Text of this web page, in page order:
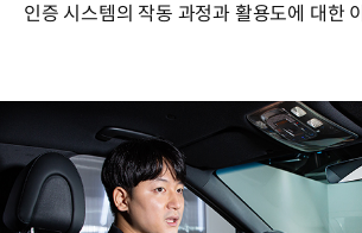
인증 시스템의 작동 과정과 활용도에 대한